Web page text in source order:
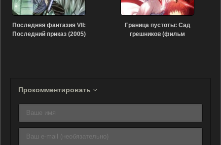
Последняя фантазия VII:
Последний приказ (2005)
Граница пустоты: Сад
грешников (фильм
Прокомментировать